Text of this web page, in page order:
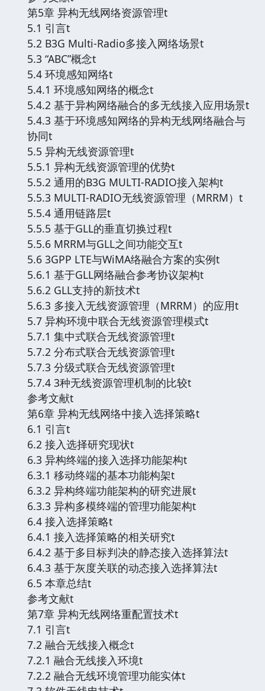
第5章 异构无线网络资源管理t
5.1 引言t
5.2 B3G Multi-Radio多接入网络场景t
5.3 “ABC”概念t
5.4 环境感知网络t
5.4.1 环境感知网络的概念t
5.4.2 基于异构网络融合的多无线接入应用场景t
5.4.3 基于环境感知网络的异构无线网络融合与
协同t
5.5 异构无线资源管理t
5.5.1 异构无线资源管理的优势t
5.5.2 通用的B3G MULTI-RADIO接入架构t
5.5.3 MULTI-RADIO无线资源管理（MRRM）t
5.5.4 通用链路层t
5.5.5 基于GLL的垂直切换过程t
5.5.6 MRRM与GLL之间功能交互t
5.6 3GPP LTE与WiMA络融合方案的实例t
5.6.1 基于GLL网络融合参考协议架构t
5.6.2 GLL支持的新技术t
5.6.3 多接入无线资源管理（MRRM）的应用t
5.7 异构环境中联合无线资源管理模式t
5.7.1 集中式联合无线资源管理t
5.7.2 分布式联合无线资源管理t
5.7.3 分级式联合无线资源管理t
5.7.4 3种无线资源管理机制的比较t
参考文献t
第6章 异构无线网络中接入选择策略t
6.1 引言t
6.2 接入选择研究现状t
6.3 异构终端的接入选择功能架构t
6.3.1 移动终端的基本功能构架t
6.3.2 异构终端功能架构的研究进展t
6.3.3 异构多模终端的管理功能架构t
6.4 接入选择策略t
6.4.1 接入选择策略的相关研究t
6.4.2 基于多目标判决的静态接入选择算法t
6.4.3 基于灰度关联的动态接入选择算法t
6.5 本章总结t
参考文献t
第7章 异构无线网络重配置技术t
7.1 引言t
7.2 融合无线接入概念t
7.2.1 融合无线接入环境t
7.2.2 融合无线环境管理功能实体t